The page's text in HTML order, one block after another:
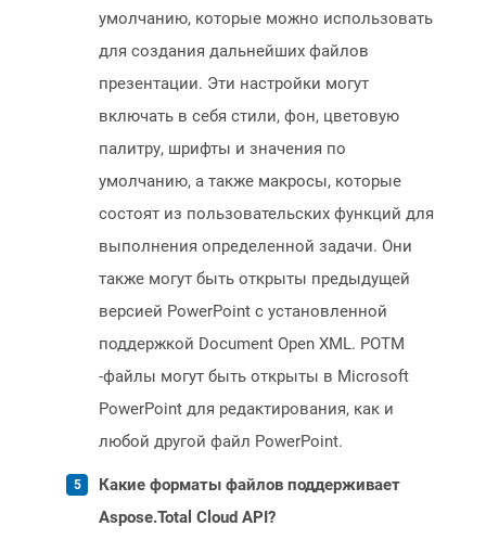
умолчанию, которые можно использовать
для создания дальнейших файлов
презентации. Эти настройки могут
включать в себя стили, фон, цветовую
палитру, шрифты и значения по
умолчанию, а также макросы, которые
состоят из пользовательских функций для
выполнения определенной задачи. Они
также могут быть открыты предыдущей
версией PowerPoint с установленной
поддержкой Document Open XML. POTM
-файлы могут быть открыты в Microsoft
PowerPoint для редактирования, как и
любой другой файл PowerPoint.
Какие форматы файлов поддерживает
Aspose.Total Cloud API?